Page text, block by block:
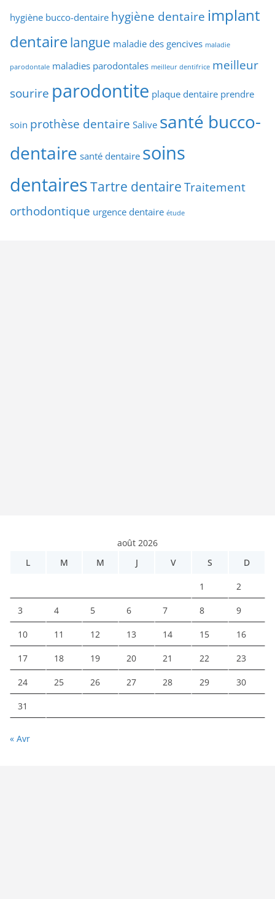
hygiène bucco-dentaire hygiène dentaire implant
dentairelangue maladie des gencives maladie
parodontale maladies parodontales meilleur dentifrice meilleur
sourire parodontite plaque dentaire prendre
soin prothèse dentaire Salive santé bucco-
dentaire santé dentaire soins
dentairesTartre dentaire Traitement
orthodontique urgence dentaire étude
août 2026
L
M M J V S D
1 2
3 4 5 6 7 8 9
10 11 12 13 14 15 16
17 18 19 20 21 22 23
24 25 26 27 28 29 30
31
« Avr